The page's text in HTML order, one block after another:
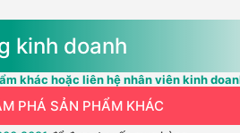
kinh doanh
khác hoặc liên hệ nhân viên kinh
PHÁ SẢN PHẨM KHÁC